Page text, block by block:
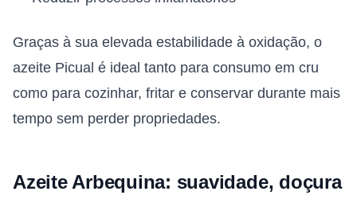
Graças à sua elevada estabilidade à oxidação, o
azeite Picual é ideal tanto para consumo em cru
como para cozinhar, fritar e conservar durante mais
tempo sem perder propriedades.
Azeite Arbequina: suavidade, doçura